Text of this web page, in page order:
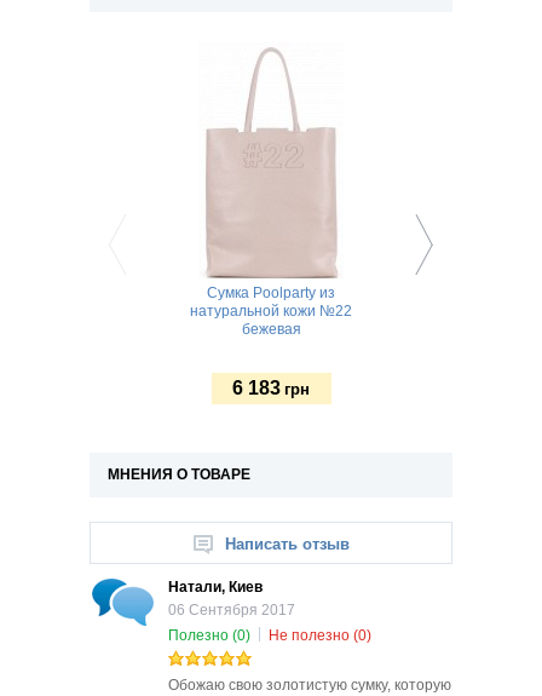
Сумка Poolparty из
натуральной кожи №22
бежевая
6 183 грн
МНЕНИЯ О ТОВАРЕ
Написать отзыв
Натали, Киев
06 Сентября 2017
Полезно (0) Не полезно (0)
Обожаю свою золотистую сумку, которую